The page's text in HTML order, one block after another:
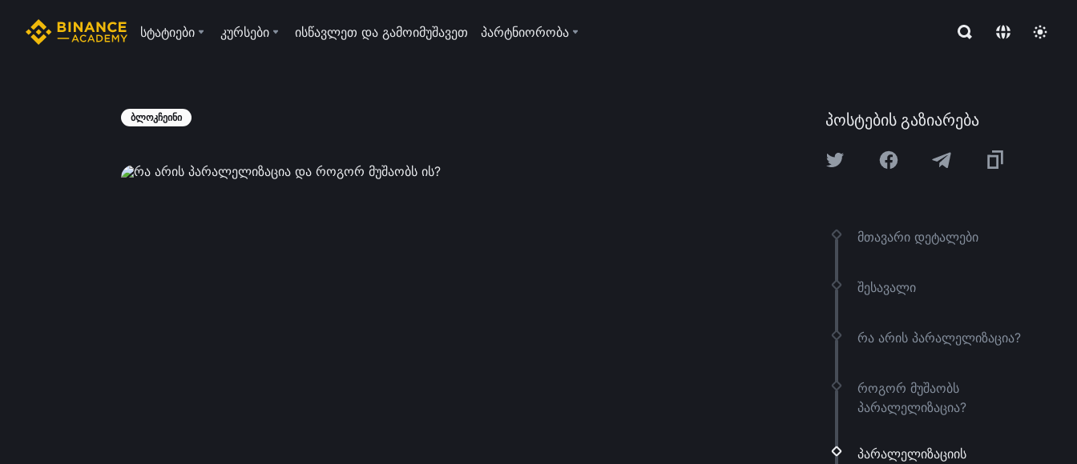
სტატიები კურსები ისწავლეთ და გამოიმუშავეთ პარტნიორობა
ბლოკჩეინი პოსტების გაზიარება
მთავარი დეტალები
შესავალი
რა არის პარალელიზაცია?
როგორ მუშაობს
პარალელიზაცია?
პარალელიზაციის